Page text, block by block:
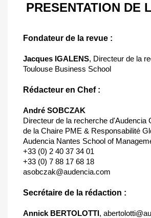
PRESENTATION DE
Fondateur de la revue :
Jacques IGALENS, Directeur de la
Toulouse Business School
Rédacteur en Chef :
André SOBCZAK
Directeur de la recherche d'Audencia
de la Chaire PME & Responsabilité
Audencia Nantes School of
+33 (0) 2 40 37 34 01
+33 (0) 7 88 17 68 18
asobczak@audencia.com
Secrétaire de la rédaction :
Annick BERTOLOTTI,